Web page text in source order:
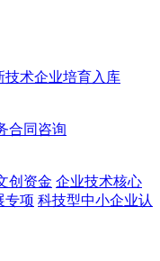
技术企业培育入库
合同咨询
创资金 企业技术核心
专项 科技型中小企业认